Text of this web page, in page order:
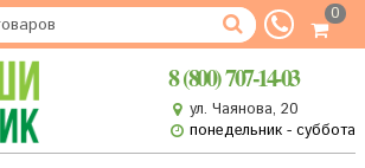
0
8 (800) 707-14-03
ул. Чаянова, 20
понедельник - суббота